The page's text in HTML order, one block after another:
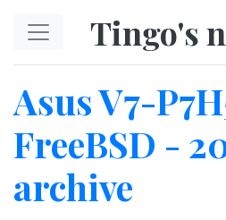
Tingo's
Asus V7-
FreeBSD -
archive